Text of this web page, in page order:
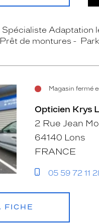
Spécialiste Adaptation
Prêt de montures
Magasin fermé
Opticien Krys
2 Rue Jean
64140 Lons
FRANCE
05 59 72 11
FICHE